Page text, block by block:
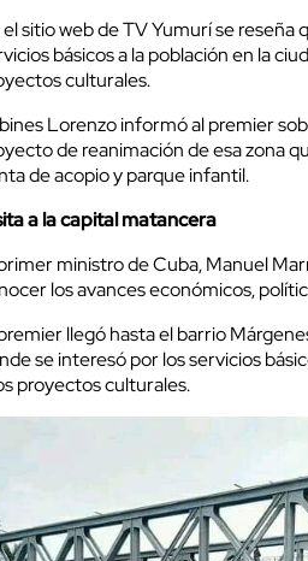
el sitio web de TV Yumurí se
básicos a la población en la
culturales.
Lorenzo informó al premier
de reanimación de esa zona
de acopio y parque infantil.
a la capital matancera
ministro de Cuba, Manuel
los avances económicos,
llegó hasta el barrio
se interesó por los servicios
proyectos culturales.